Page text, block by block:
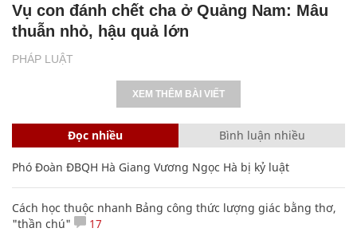
PHÁP LUẬT
Vụ con đánh chết cha ở Quảng Nam: Mâu
thuẫn nhỏ, hậu quả lớn
XEM THÊM BÀI VIẾT
Đọc nhiều Bình luận nhiều
Phó Đoàn ĐBQH Hà Giang Vương Ngọc Hà bị kỷ luật
Cách học thuộc nhanh Bảng công thức lượng giác bằng thơ,
"thần chú"
17